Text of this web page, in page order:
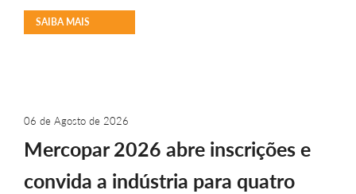
SAIBA MAIS
06 de Agosto de 2026
Mercopar 2026 abre inscrições e
convida a indústria para quatro